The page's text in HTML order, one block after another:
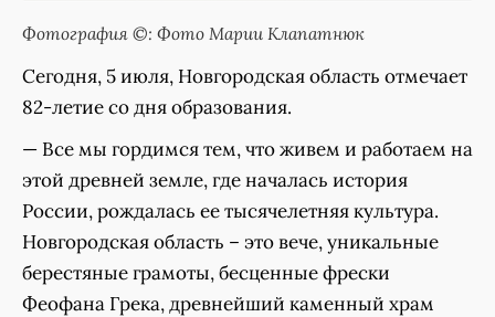
Фотография ©: Фото Марии Клапатнюк
Сегодня, 5 июля, Новгородская область отмечает
82-летие со дня образования.
— Все мы гордимся тем, что живем и работаем на
этой древней земле, где началась история
России, рождалась ее тысячелетняя культура.
Новгородская область – это вече, уникальные
берестяные грамоты, бесценные фрески
Феофана Грека, древнейший каменный храм